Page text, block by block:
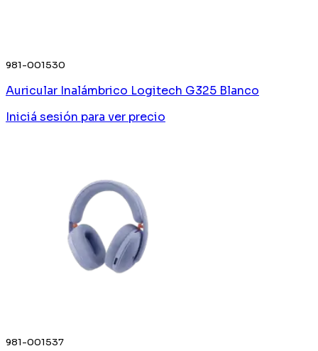
981-001530
Auricular Inalámbrico Logitech G325 Blanco
Iniciá sesión para ver precio
981-001537